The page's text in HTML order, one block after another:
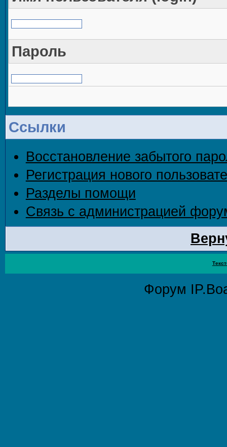
Пароль
Ссылки
Восстановление забытого
Регистрация нового
Разделы помощи
Связь с администрацией
Форум